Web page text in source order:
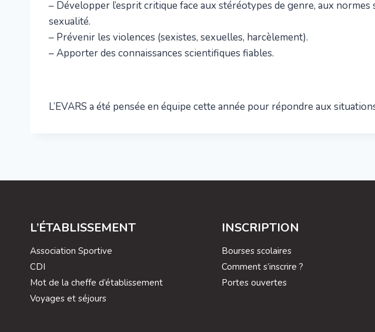
– Développer l’esprit critique face aux stéréotypes de genre, aux
sexualité.
– Prévenir les violences (sexistes, sexuelles, harcèlement).
– Apporter des connaissances scientifiques fiables.
L’EVARS a été pensée en équipe cette année pour répondre aux
L’ÉTABLISSEMENT
Association Sportive
CDI
Mot de la cheffe d’établissement
Voyages et séjours
INSCRIPTION
Bourses scolaires
Comment s’inscrire ?
Portes ouvertes